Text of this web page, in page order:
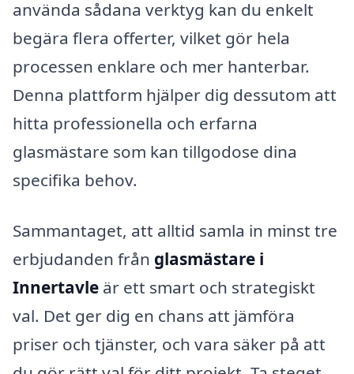
använda sådana verktyg kan du enkelt
begära flera offerter, vilket gör hela
processen enklare och mer hanterbar.
Denna plattform hjälper dig dessutom att
hitta professionella och erfarna
glasmästare som kan tillgodose dina
specifika behov.
Sammantaget, att alltid samla in minst tre
erbjudanden från glasmästare i
Innertavle är ett smart och strategiskt
val. Det ger dig en chans att jämföra
priser och tjänster, och vara säker på att